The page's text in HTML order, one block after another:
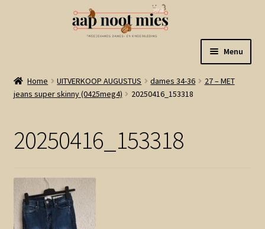
naar
navigatie
de
inhoud
Menu
Welkom
Winkel
Winkelmand
Home UITVERKOOP AUGUSTUS dames 34-36
27 – MET
jeans super skinny (0425meg4)
20250416_153318
20250416_153318